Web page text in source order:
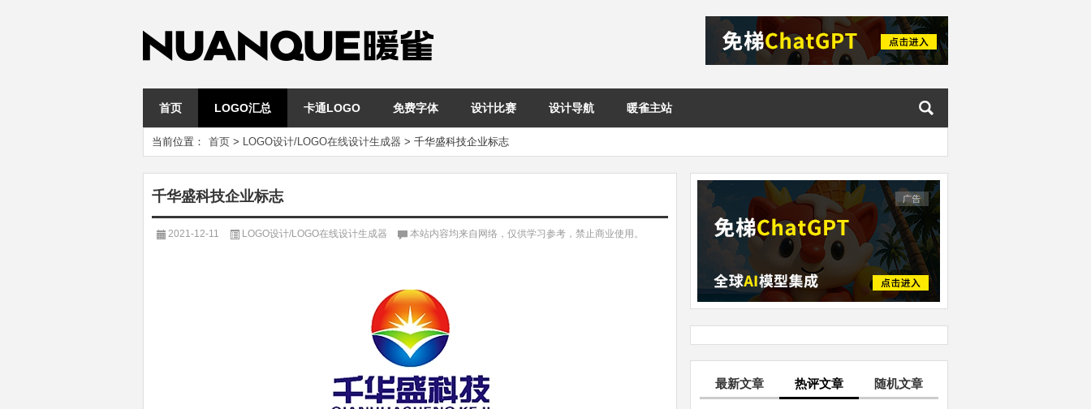
首页 LOGO汇总 卡通LOGO 免费字体 设计比赛 设计导航 暖雀主站
当前位置： 首页 > LOGO设计/LOGO在线设计生成器 > 千华盛科技企业标志
最新文章 热评文章 随机文章
千华盛科技企业标志
2021-12-11 LOGO设计/LOGO在线设计生成器 本站内容均来自网络，仅供学习参考，禁止商业使用。